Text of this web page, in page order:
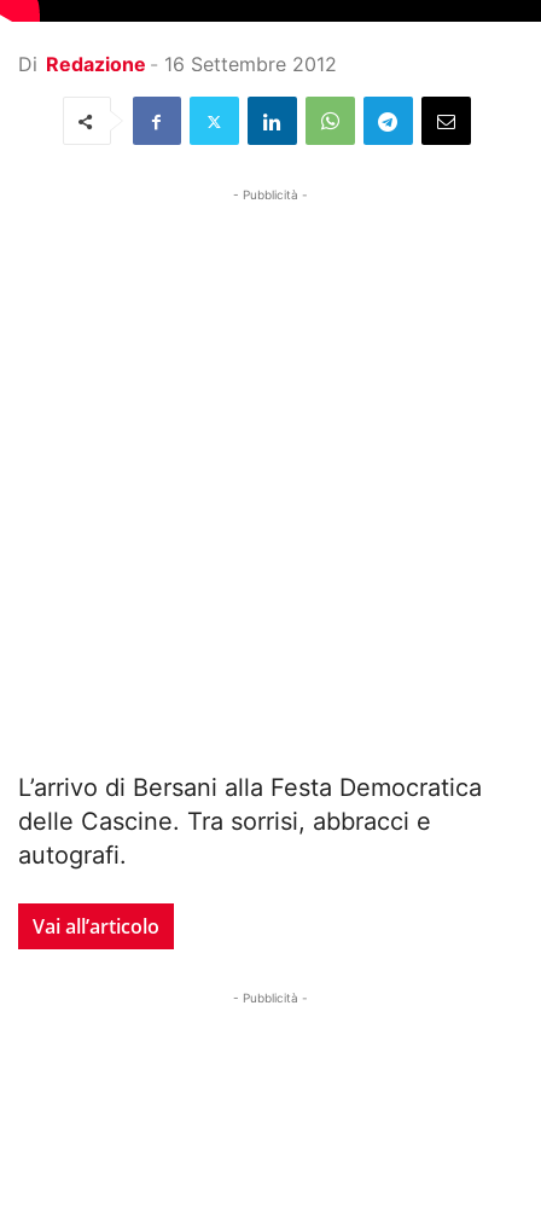
Di Redazione - 16 Settembre 2012
- Pubblicità -
L’arrivo di Bersani alla Festa Democratica
delle Cascine. Tra sorrisi, abbracci e
autografi.
Vai all’articolo
- Pubblicità -